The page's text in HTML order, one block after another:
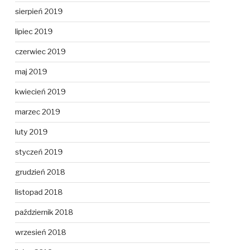
sierpień 2019
lipiec 2019
czerwiec 2019
maj 2019
kwiecień 2019
marzec 2019
luty 2019
styczeń 2019
grudzień 2018
listopad 2018
październik 2018
wrzesień 2018